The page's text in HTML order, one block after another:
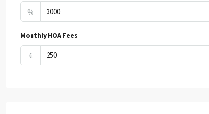
%
Monthly HOA Fees
€